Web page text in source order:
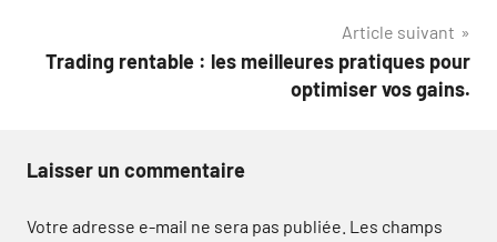
Article suivant
Trading rentable : les meilleures pratiques pour
optimiser vos gains.
Laisser un commentaire
Votre adresse e-mail ne sera pas publiée. Les champs